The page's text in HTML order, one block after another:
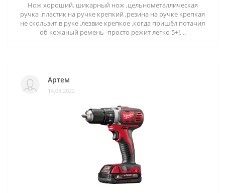
Нож хороший. шикарный нож ,цельнометаллическая
ручка .пластик на ручке крепкий ,резина на ручке крепкая
не скользит в руке .лезвие крепкое .когда пришёл потачил
об кожаный ремень -просто режит легко 5+!. ..
Артем
14.03.2022